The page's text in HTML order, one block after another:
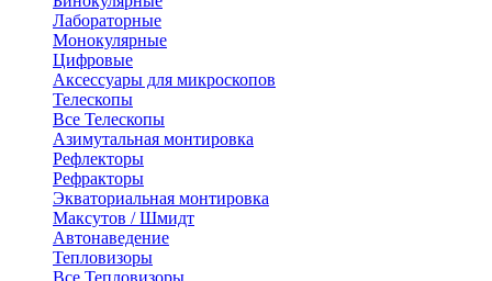
Лабораторные
Монокулярные
Цифровые
Аксессуары для микроскопов
Телескопы
Все Телескопы
Азимутальная монтировка
Рефлекторы
Рефракторы
Экваториальная монтировка
Максутов / Шмидт
Автонаведение
Тепловизоры
Все Тепловизоры